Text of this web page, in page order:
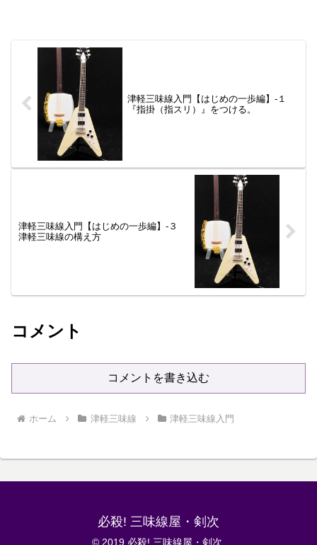
津軽三味線入門【はじめの一歩編】-１
『指掛（指スリ）』をつける。
津軽三味線入門【はじめの一歩編】-３
津軽三味線の構え方
コメント
コメントを書き込む
ホーム 津軽三味線 津軽三味線入門
必殺! 三味線屋・剣次
© 2019 必殺! 三味線屋・剣次.